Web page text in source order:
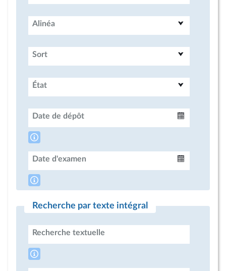
Alinéa
Sort
État
Date de dépôt
Date d'examen
Recherche par texte intégral
Recherche textuelle